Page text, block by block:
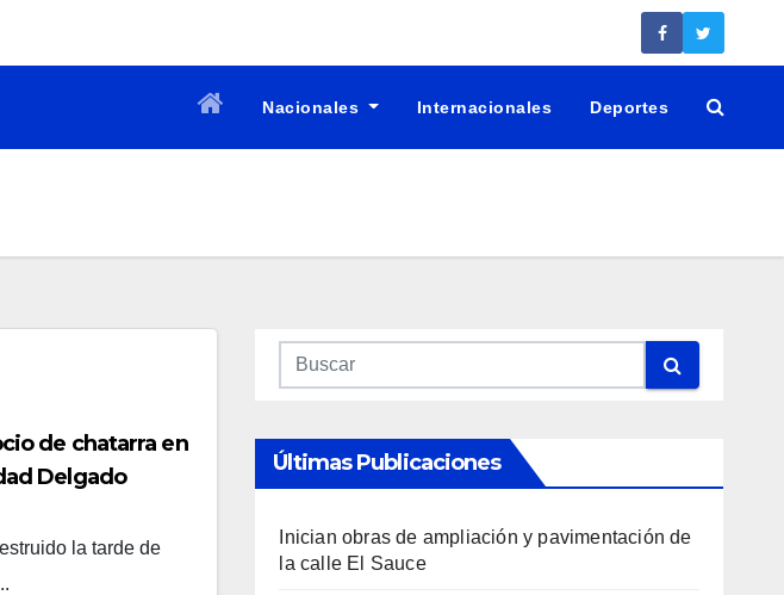
Nacionales Internacionales Deportes
de chatarra en
Delgado
la tarde de
Últimas Publicaciones
Inician obras de ampliación y pavimentación de
la calle El Sauce